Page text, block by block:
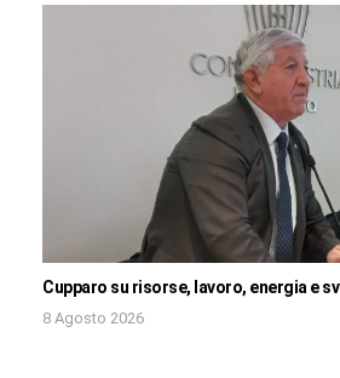
Cupparo su risorse, lavoro, energia e
8 Agosto 2026